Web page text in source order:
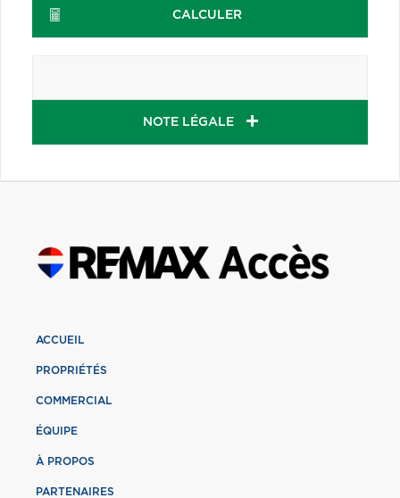
CALCULER
NOTE LÉGALE
ACCUEIL
PROPRIÉTÉS
COMMERCIAL
ÉQUIPE
À PROPOS
PARTENAIRES